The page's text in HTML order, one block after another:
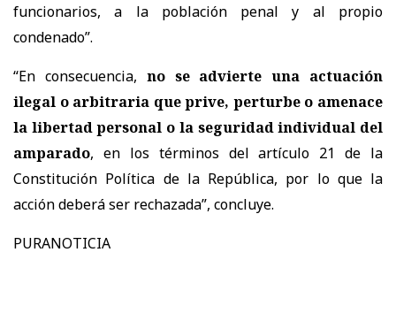
funcionarios, a la población penal y al propio
condenado”.
“En consecuencia, no se advierte una actuación
ilegal o arbitraria que prive, perturbe o amenace
la libertad personal o la seguridad individual del
amparado, en los términos del artículo 21 de la
Constitución Política de la República, por lo que la
acción deberá ser rechazada”, concluye.
PURANOTICIA